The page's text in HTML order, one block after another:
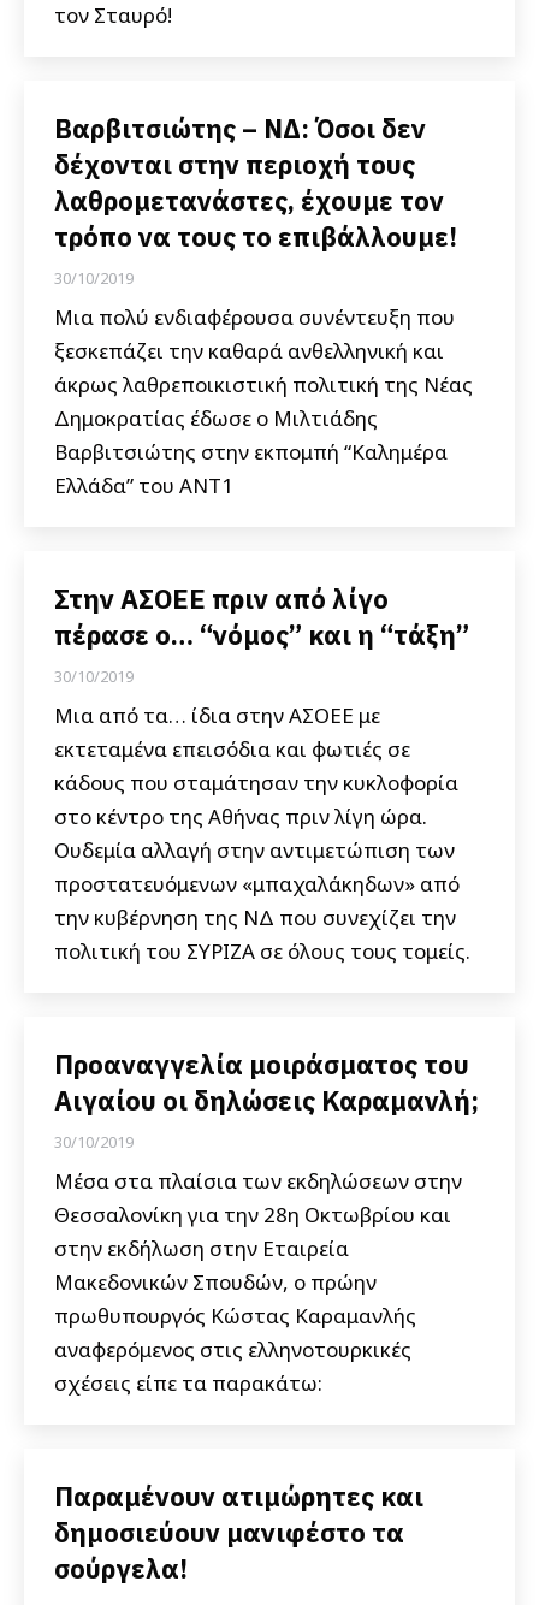
τον Σταυρό!
Βαρβιτσιώτης – ΝΔ: Όσοι δεν
δέχονται στην περιοχή τους
λαθρομετανάστες, έχουμε τον
τρόπο να τους το επιβάλλουμε!
30/10/2019
Μια πολύ ενδιαφέρουσα συνέντευξη που
ξεσκεπάζει την καθαρά ανθελληνική και
άκρως λαθρεποικιστική πολιτική της Νέας
Δημοκρατίας έδωσε ο Μιλτιάδης
Βαρβιτσιώτης στην εκπομπή “Καλημέρα
Ελλάδα” του ΑΝΤ1
Στην ΑΣΟΕΕ πριν από λίγο
πέρασε ο… “νόμος” και η “τάξη”
30/10/2019
Μια από τα… ίδια στην ΑΣΟΕΕ με
εκτεταμένα επεισόδια και φωτιές σε
κάδους που σταμάτησαν την κυκλοφορία
στο κέντρο της Αθήνας πριν λίγη ώρα.
Ουδεμία αλλαγή στην αντιμετώπιση των
προστατευόμενων «μπαχαλάκηδων» από
την κυβέρνηση της ΝΔ που συνεχίζει την
πολιτική του ΣΥΡΙΖΑ σε όλους τους τομείς.
Προαναγγελία μοιράσματος του
Αιγαίου οι δηλώσεις Καραμανλή;
30/10/2019
Μέσα στα πλαίσια των εκδηλώσεων στην
Θεσσαλονίκη για την 28η Οκτωβρίου και
στην εκδήλωση στην Εταιρεία
Μακεδονικών Σπουδών, ο πρώην
πρωθυπουργός Κώστας Καραμανλής
αναφερόμενος στις ελληνοτουρκικές
σχέσεις είπε τα παρακάτω:
Παραμένουν ατιμώρητες και
δημοσιεύουν μανιφέστο τα
σούργελα!